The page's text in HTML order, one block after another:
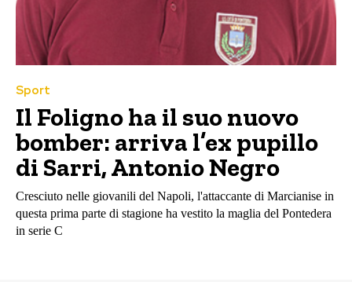
Sport
Il Foligno ha il suo nuovo
bomber: arriva l’ex pupillo
di Sarri, Antonio Negro
Cresciuto nelle giovanili del Napoli, l'attaccante di Marcianise in
questa prima parte di stagione ha vestito la maglia del Pontedera
in serie C